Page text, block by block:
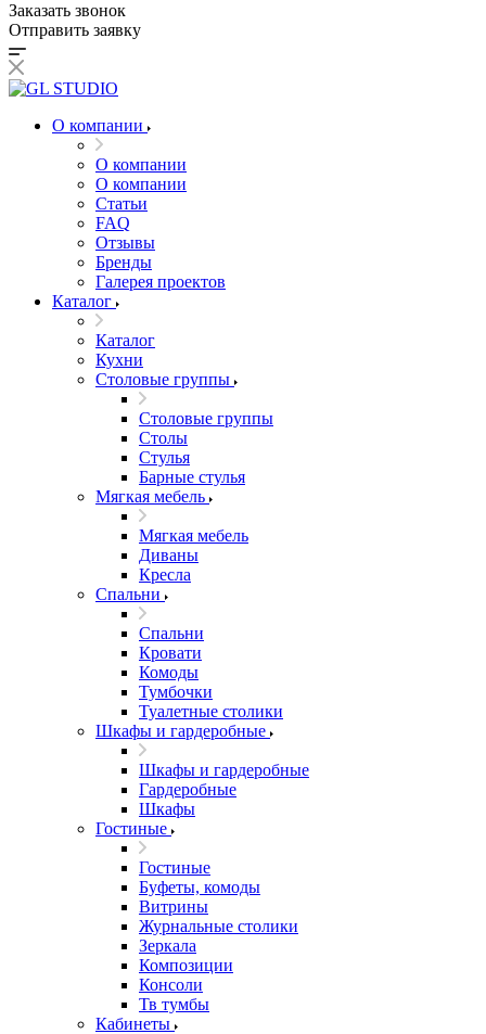
Заказать звонок
Отправить заявку
О компании
О компании
О компании
Статьи
FAQ
Отзывы
Бренды
Галерея проектов
Каталог
Каталог
Кухни
Столовые группы
Столовые группы
Столы
Стулья
Барные стулья
Мягкая мебель
Мягкая мебель
Диваны
Кресла
Спальни
Спальни
Кровати
Комоды
Тумбочки
Туалетные столики
Шкафы и гардеробные
Шкафы и гардеробные
Гардеробные
Шкафы
Гостиные
Гостиные
Буфеты, комоды
Витрины
Журнальные столики
Зеркала
Композиции
Консоли
Тв тумбы
Кабинеты